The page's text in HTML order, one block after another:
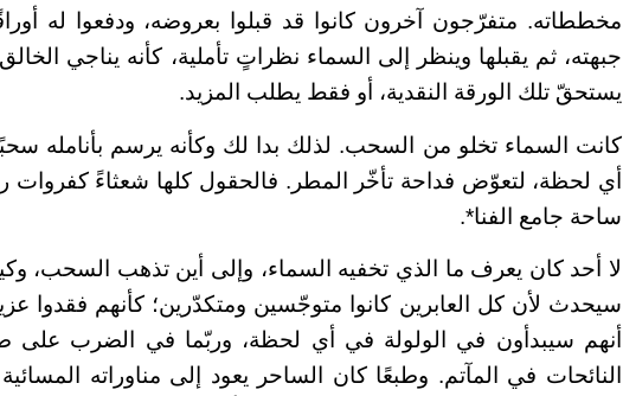
مخططاته. متفرّجون آخرون كانوا قد قبلوا بعروضه، ودفعوا له
جبهته، ثم يقبلها وينظر إلى السماء نظراتٍ تأملية، كأنه يناجي
يستحقّ تلك الورقة النقدية، أو فقط يطلب المزيد.
كانت السماء تخلو من السحب. لذلك بدا لك وكأنه يرسم بأنامله
أي لحظة، لتعوّض فداحة تأخّر المطر. فالحقول كلها شعثاءً كفروات
ساحة جامع الفنا*.
لا أحد كان يعرف ما الذي تخفيه السماء، وإلى أين تذهب
سيحدث لأن كل العابرين كانوا متوجّسين ومتكدّرين؛ كأنهم فقدوا
أنهم سيبدأون في الولولة في أي لحظة، وربّما في الضرب على
النائحات في المآتم. وطبعًا كان الساحر يعود إلى مناوراته